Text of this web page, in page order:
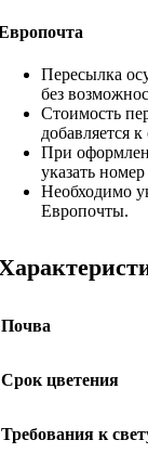
Пересылка
без
Стоимость
добавляется
При
указать
Необходимо
Европочты.
Почва
Срок цветения
Требования к